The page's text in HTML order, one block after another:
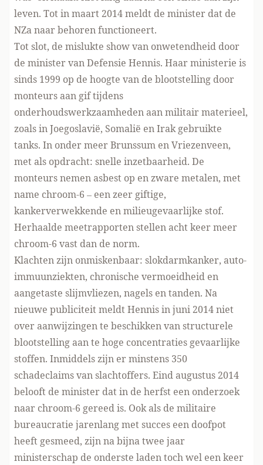
leven. Tot in maart 2014 meldt de minister dat de
NZa naar behoren functioneert.
Tot slot, de mislukte show van onwetendheid door
de minister van Defensie Hennis. Haar ministerie is
sinds 1999 op de hoogte van de blootstelling door
monteurs aan gif tijdens
onderhoudswerkzaamheden aan militair materieel,
zoals in Joegoslavië, Somalië en Irak gebruikte
tanks. In onder meer Brunssum en Vriezenveen,
met als opdracht: snelle inzetbaarheid. De
monteurs nemen asbest op en zware metalen, met
name chroom-6 – een zeer giftige,
kankerverwekkende en milieugevaarlijke stof.
Herhaalde meetrapporten stellen acht keer meer
chroom-6 vast dan de norm.
Klachten zijn onmiskenbaar: slokdarmkanker, auto-
immuunziekten, chronische vermoeidheid en
aangetaste slijmvliezen, nagels en tanden. Na
nieuwe publiciteit meldt Hennis in juni 2014 niet
over aanwijzingen te beschikken van structurele
blootstelling aan te hoge concentraties gevaarlijke
stoffen. Inmiddels zijn er minstens 350
schadeclaims van slachtoffers. Eind augustus 2014
belooft de minister dat in de herfst een onderzoek
naar chroom-6 gereed is. Ook als de militaire
bureaucratie jarenlang met succes een doofpot
heeft gesmeed, zijn na bijna twee jaar
ministerschap de onderste laden toch wel een keer